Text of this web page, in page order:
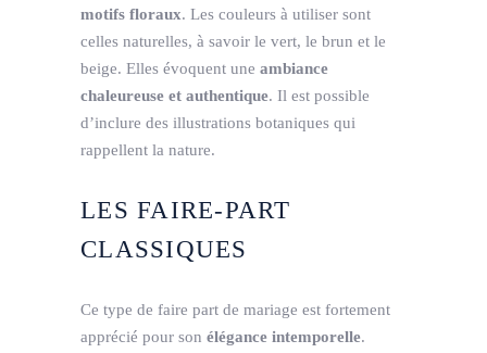
motifs floraux. Les couleurs à utiliser sont
celles naturelles, à savoir le vert, le brun et le
beige. Elles évoquent une ambiance
chaleureuse et authentique. Il est possible
d’inclure des illustrations botaniques qui
rappellent la nature.
LES FAIRE-PART
CLASSIQUES
Ce type de faire part de mariage est fortement
apprécié pour son élégance intemporelle.